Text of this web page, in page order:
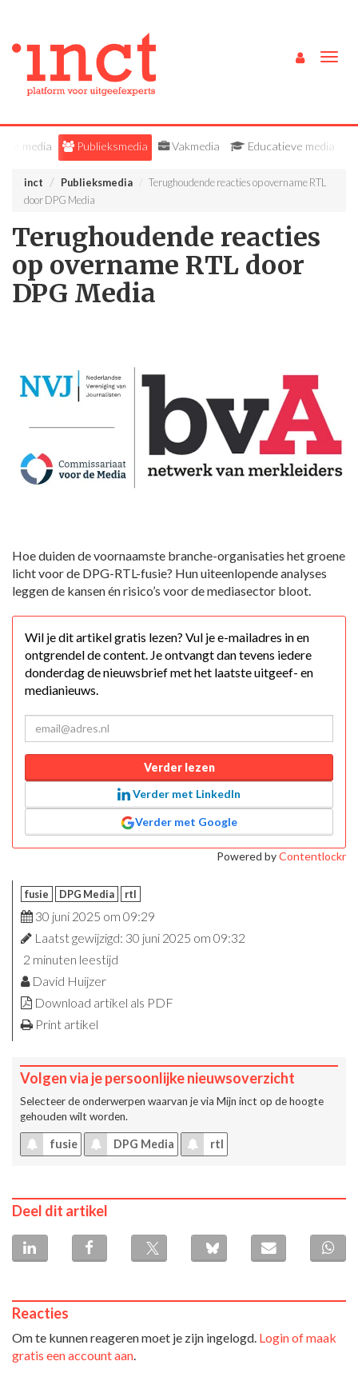
Alle media Publieksmedia Vakmedia Educatieve media
inct Publieksmedia
Terughoudende reacties op overname RTL
door DPG Media
Terughoudende reacties
op overname RTL door
DPG Media
Hoe duiden de voornaamste branche-organisaties het groene
licht voor de DPG-RTL-fusie? Hun uiteenlopende analyses
leggen de kansen én risico’s voor de mediasector bloot.
Wil je dit artikel gratis lezen? Vul je e-mailadres in en
ontgrendel de content. Je ontvangt dan tevens iedere
donderdag de nieuwsbrief met het laatste uitgeef- en
medianieuws.
Verder lezen
Verder met LinkedIn
Verder met Google
Powered byContentlockr
fusie DPG Media rtl
30 juni 2025 om 09:29
Laatst gewijzigd: 30 juni 2025 om 09:32
2 minuten leestijd
David Huijzer
Download artikel als PDF
Print artikel
Volgen via je persoonlijke nieuwsoverzicht
Selecteer de onderwerpen waarvan je via Mijn inct op de hoogte
gehouden wilt worden.
fusie DPG Media rtl
Deel dit artikel
Reacties
Om te kunnen reageren moet je zijn ingelogd. Login of maak
gratis een account aan.